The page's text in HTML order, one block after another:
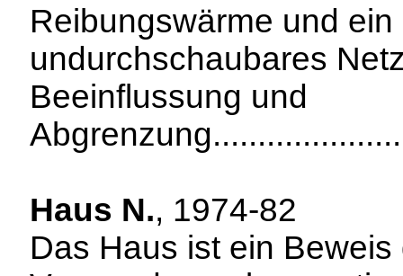
Reibungswärme und ein
undurchschaubares
Beeinflussung und
Haus N., 1974-82
Das Haus ist ein